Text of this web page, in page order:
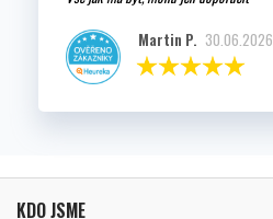
Martin P. 30.06.2026
KDO JSME